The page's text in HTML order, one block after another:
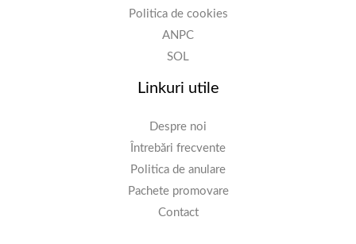
Politica de cookies
ANPC
SOL
Linkuri utile
Despre noi
Întrebări frecvente
Politica de anulare
Pachete promovare
Contact